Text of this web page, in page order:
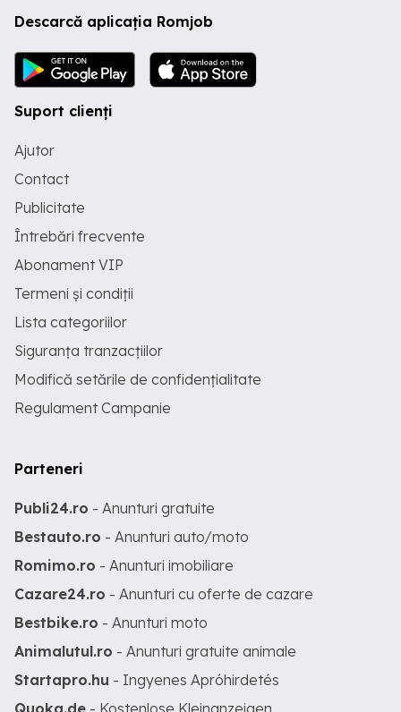
Descarcă aplicația Romjob
Suport clienți
Ajutor
Contact
Publicitate
Întrebări frecvente
Abonament VIP
Termeni și condiții
Lista categoriilor
Siguranța tranzacțiilor
Modifică setările de confidențialitate
Regulament Campanie
Parteneri
Publi24.ro - Anunturi gratuite
Bestauto.ro - Anunturi auto/moto
Romimo.ro - Anunturi imobiliare
Cazare24.ro - Anunturi cu oferte de cazare
Bestbike.ro - Anunturi moto
Animalutul.ro - Anunturi gratuite animale
Startapro.hu - Ingyenes Apróhirdetés
Quoka.de - Kostenlose Kleinanzeigen